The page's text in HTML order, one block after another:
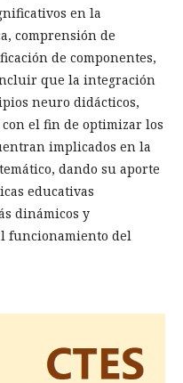
en la
comprensión de
de componentes,
que la integración
neuro didácticos,
el fin de optimizar los
implicados en la
dando su aporte
educativas
dinámicos y
funcionamiento del